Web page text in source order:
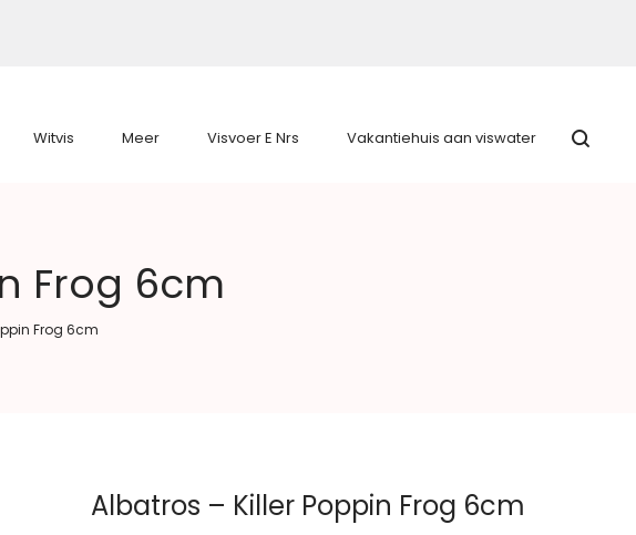
Witvis Meer Visvoer E Nrs Vakantiehuis aan viswater
Frog 6cm
Frog 6cm
Albatros – Killer Poppin Frog 6cm